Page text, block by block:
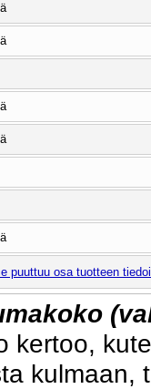
puuttuu osa tuotteen
kertoo,
kulmaan,